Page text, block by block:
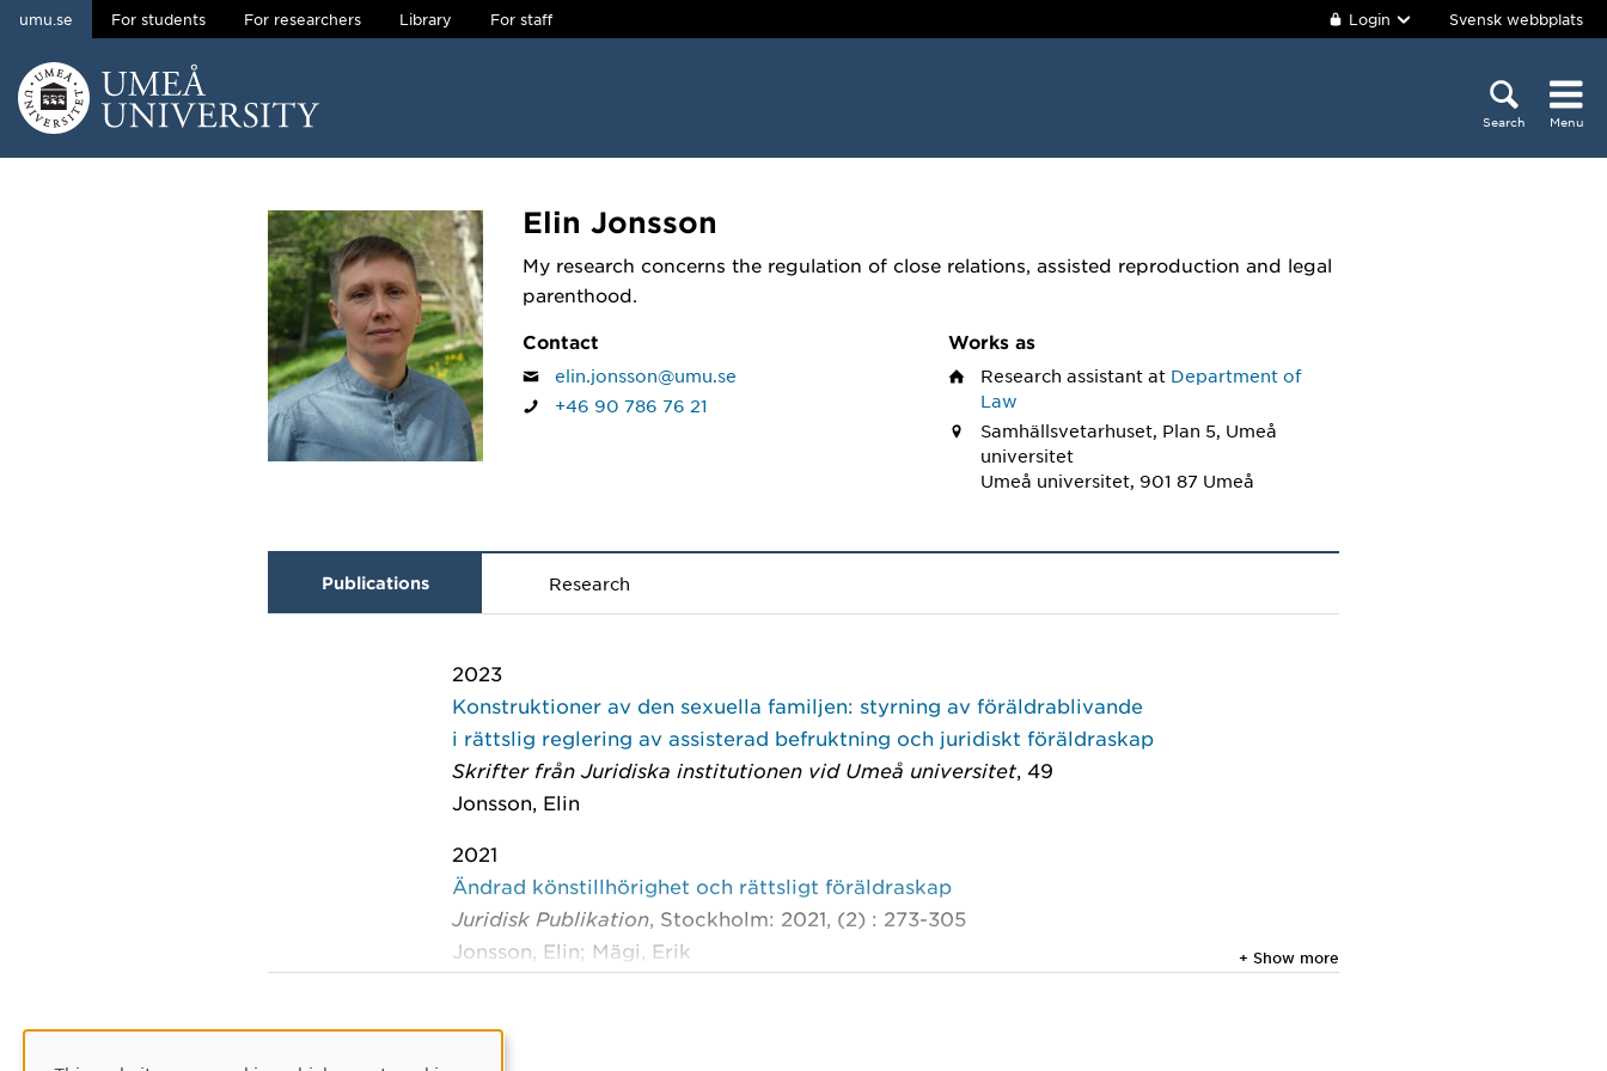
Skip to content
umu.se For students For researchers Library For staff Login Svensk webbplats
Search Menu
Elin Jonsson
My research concerns the regulation of close relations, assisted reproduction and legal
parenthood.
Contact
elin.jonsson@umu.se
+46 90 786 76 21
Works as
Research assistant at Department of
Law
Samhällsvetarhuset, Plan 5, Umeå
universitet
Umeå universitet, 901 87 Umeå
Publications Research
2023
Konstruktioner av den sexuella familjen: styrning av föräldrablivande
i rättslig reglering av assisterad befruktning och juridiskt föräldraskap
Skrifter från Juridiska institutionen vid Umeå universitet, 49
Jonsson, Elin
2021
Ändrad könstillhörighet och rättsligt föräldraskap
Juridisk Publikation, Stockholm: 2021, (2) : 273-305
Jonsson, Elin; Mägi, Erik
+ Show more